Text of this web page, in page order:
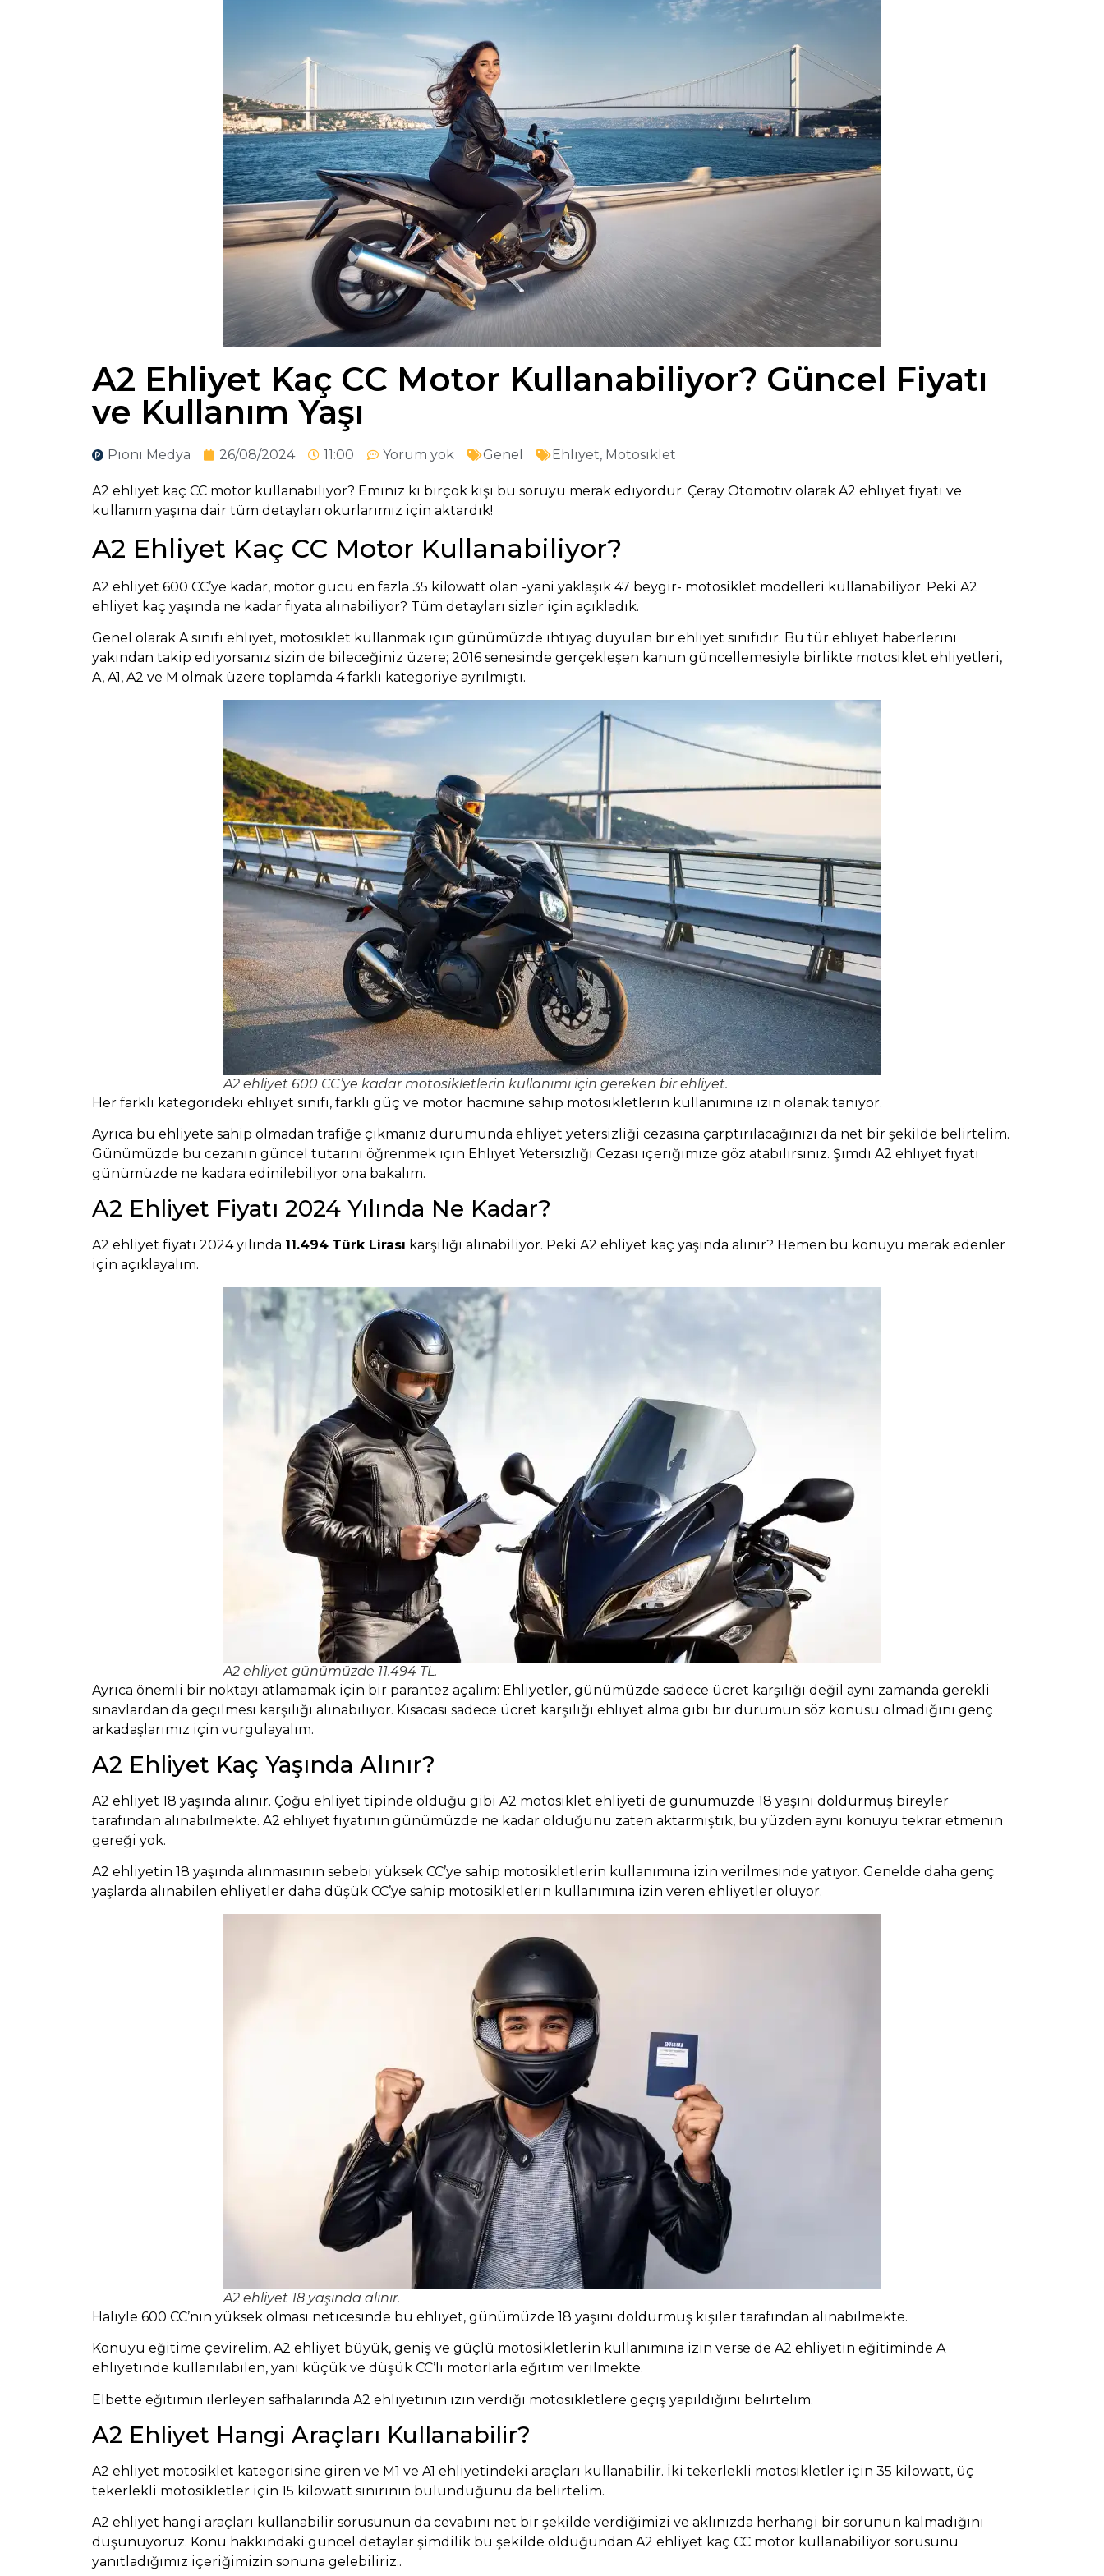
A2 Ehliyet Kaç CC Motor Kullanabiliyor? Güncel Fiyatı
ve Kullanım Yaşı
Pioni Medya 26/08/2024 11:00 Yorum yok Genel Ehliyet, Motosiklet
A2 ehliyet kaç CC motor kullanabiliyor? Eminiz ki birçok kişi bu soruyu merak ediyordur. Çeray Otomotiv olarak A2 ehliyet fiyatı ve
kullanım yaşına dair tüm detayları okurlarımız için aktardık!
A2 Ehliyet Kaç CC Motor Kullanabiliyor?
A2 ehliyet 600 CC’ye kadar, motor gücü en fazla 35 kilowatt olan -yani yaklaşık 47 beygir- motosiklet modelleri kullanabiliyor. Peki A2
ehliyet kaç yaşında ne kadar fiyata alınabiliyor? Tüm detayları sizler için açıkladık.
Genel olarak A sınıfı ehliyet, motosiklet kullanmak için günümüzde ihtiyaç duyulan bir ehliyet sınıfıdır. Bu tür ehliyet haberlerini
yakından takip ediyorsanız sizin de bileceğiniz üzere; 2016 senesinde gerçekleşen kanun güncellemesiyle birlikte motosiklet ehliyetleri,
A, A1, A2 ve M olmak üzere toplamda 4 farklı kategoriye ayrılmıştı.
A2 ehliyet 600 CC’ye kadar motosikletlerin kullanımı için gereken bir ehliyet.
Her farklı kategorideki ehliyet sınıfı, farklı güç ve motor hacmine sahip motosikletlerin kullanımına izin olanak tanıyor.
Ayrıca bu ehliyete sahip olmadan trafiğe çıkmanız durumunda ehliyet yetersizliği cezasına çarptırılacağınızı da net bir şekilde belirtelim.
Günümüzde bu cezanın güncel tutarını öğrenmek için Ehliyet Yetersizliği Cezası içeriğimize göz atabilirsiniz. Şimdi A2 ehliyet fiyatı
günümüzde ne kadara edinilebiliyor ona bakalım.
A2 Ehliyet Fiyatı 2024 Yılında Ne Kadar?
A2 ehliyet fiyatı 2024 yılında 11.494 Türk Lirası karşılığı alınabiliyor. Peki A2 ehliyet kaç yaşında alınır? Hemen bu konuyu merak edenler
için açıklayalım.
A2 ehliyet günümüzde 11.494 TL.
Ayrıca önemli bir noktayı atlamamak için bir parantez açalım: Ehliyetler, günümüzde sadece ücret karşılığı değil aynı zamanda gerekli
sınavlardan da geçilmesi karşılığı alınabiliyor. Kısacası sadece ücret karşılığı ehliyet alma gibi bir durumun söz konusu olmadığını genç
arkadaşlarımız için vurgulayalım.
A2 Ehliyet Kaç Yaşında Alınır?
A2 ehliyet 18 yaşında alınır. Çoğu ehliyet tipinde olduğu gibi A2 motosiklet ehliyeti de günümüzde 18 yaşını doldurmuş bireyler
tarafından alınabilmekte. A2 ehliyet fiyatının günümüzde ne kadar olduğunu zaten aktarmıştık, bu yüzden aynı konuyu tekrar etmenin
gereği yok.
A2 ehliyetin 18 yaşında alınmasının sebebi yüksek CC’ye sahip motosikletlerin kullanımına izin verilmesinde yatıyor. Genelde daha genç
yaşlarda alınabilen ehliyetler daha düşük CC’ye sahip motosikletlerin kullanımına izin veren ehliyetler oluyor.
A2 ehliyet 18 yaşında alınır.
Haliyle 600 CC’nin yüksek olması neticesinde bu ehliyet, günümüzde 18 yaşını doldurmuş kişiler tarafından alınabilmekte.
Konuyu eğitime çevirelim, A2 ehliyet büyük, geniş ve güçlü motosikletlerin kullanımına izin verse de A2 ehliyetin eğitiminde A
ehliyetinde kullanılabilen, yani küçük ve düşük CC’li motorlarla eğitim verilmekte.
Elbette eğitimin ilerleyen safhalarında A2 ehliyetinin izin verdiği motosikletlere geçiş yapıldığını belirtelim.
A2 Ehliyet Hangi Araçları Kullanabilir?
A2 ehliyet motosiklet kategorisine giren ve M1 ve A1 ehliyetindeki araçları kullanabilir. İki tekerlekli motosikletler için 35 kilowatt, üç
tekerlekli motosikletler için 15 kilowatt sınırının bulunduğunu da belirtelim.
A2 ehliyet hangi araçları kullanabilir sorusunun da cevabını net bir şekilde verdiğimizi ve aklınızda herhangi bir sorunun kalmadığını
düşünüyoruz. Konu hakkındaki güncel detaylar şimdilik bu şekilde olduğundan A2 ehliyet kaç CC motor kullanabiliyor sorusunu
yanıtladığımız içeriğimizin sonuna gelebiliriz..